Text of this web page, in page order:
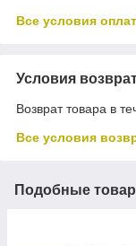
Все условия
Условия
Возврат товара в
Все условия
Подобные